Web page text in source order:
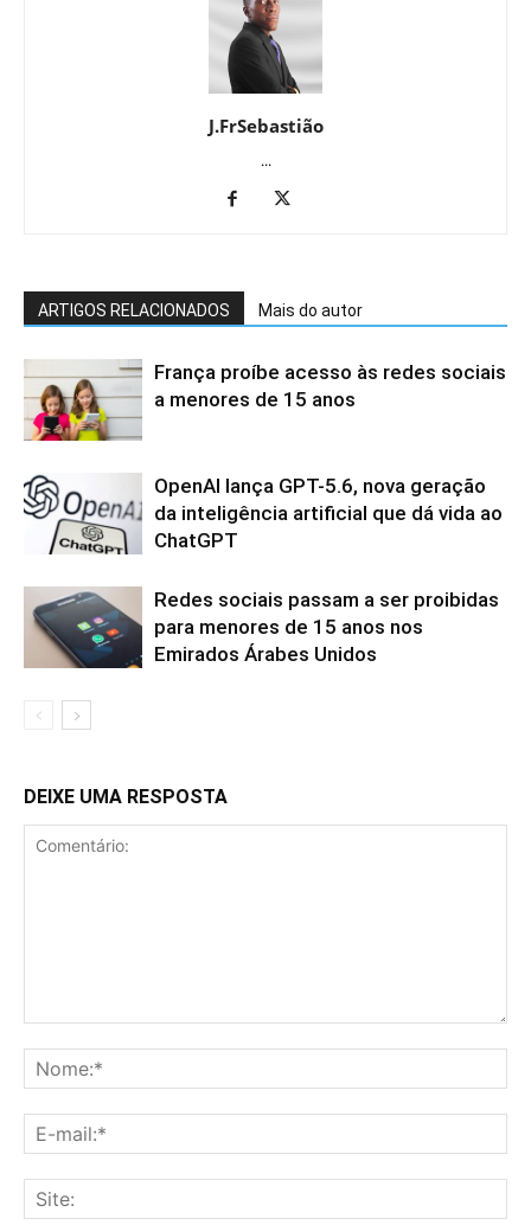
J.FrSebastião
...
ARTIGOS RELACIONADOS Mais do autor
França proíbe acesso às redes sociais
a menores de 15 anos
OpenAI lança GPT-5.6, nova geração
da inteligência artificial que dá vida ao
ChatGPT
Redes sociais passam a ser proibidas
para menores de 15 anos nos
Emirados Árabes Unidos
DEIXE UMA RESPOSTA